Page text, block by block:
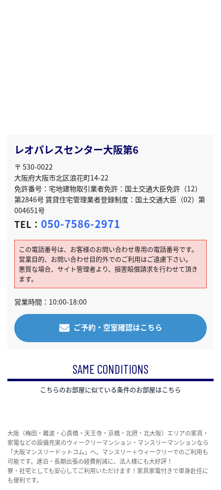
レオパレスセンター大阪第6
〒 530-0022
大阪府大阪市北区浪花町14-22
免許番号：宅地建物取引業者免許：国土交通大臣免許（12）
第2846号 賃貸住宅管理業者登録制度：国土交通大臣（02）第
004651号
TEL： 050-7586-2971
この電話番号は、お客様のお問い合わせ専用の電話番号です。
営業目的、お問い合わせ目的外でのご利用はご遠慮下さい。
悪質な場合、サイト管理者より、損害賠償請求を行わせて頂き
ます。
営業時間：10:00-18:00
ご予約・空室確認はこちら
SAME CONDITIONS
こちらのお部屋に似ている条件のお部屋はこちら
大阪（梅田・難波・心斎橋・天王寺・京橋・北摂・北大阪）エリアの家具・
家電などの設備充実のウィークリーマンション・マンスリーマンションなら
「大阪マンスリードットコム」へ。マンスリー＋ウィークリーでのご利用も
可能です。連泊・長期出張の経費削減に、法人様にも大好評！
寮・社宅としても安心してご利用いただけます！家具家電付きで単身赴任に
も便利です。